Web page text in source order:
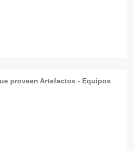
proveen Artefactos - Equipos